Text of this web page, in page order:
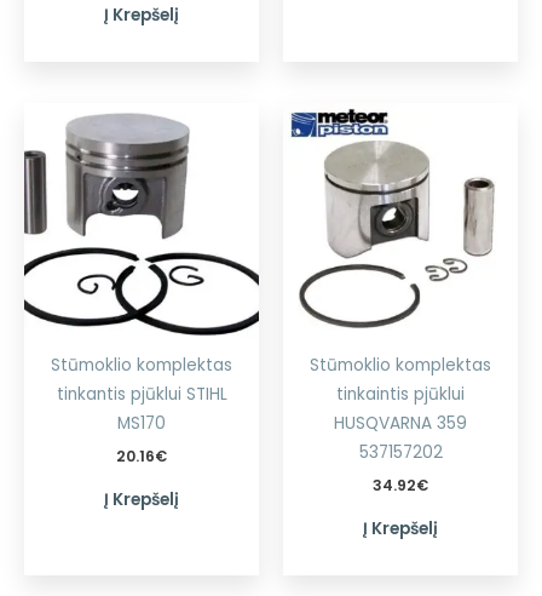
Į Krepšelį
Stūmoklio komplektas
tinkantis pjūklui STIHL
MS170
20.16€
Į Krepšelį
Stūmoklio komplektas
tinkaintis pjūklui
HUSQVARNA 359
537157202
34.92€
Į Krepšelį